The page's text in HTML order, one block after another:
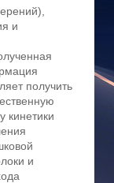
и
получить
кинетики
и